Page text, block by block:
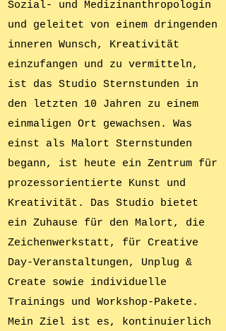
Sozial- und Medizinanthropologin
und geleitet von einem dringenden
inneren Wunsch, Kreativität
einzufangen und zu vermitteln,
ist das Studio Sternstunden in
den letzten 10 Jahren zu einem
einmaligen Ort gewachsen. Was
einst als Malort Sternstunden
begann, ist heute ein Zentrum für
prozessorientierte Kunst und
Kreativität. Das Studio bietet
ein Zuhause für den Malort, die
Zeichenwerkstatt, für Creative
Day-Veranstaltungen, Unplug &
Create sowie individuelle
Trainings und Workshop-Pakete.
Mein Ziel ist es, kontinuierlich